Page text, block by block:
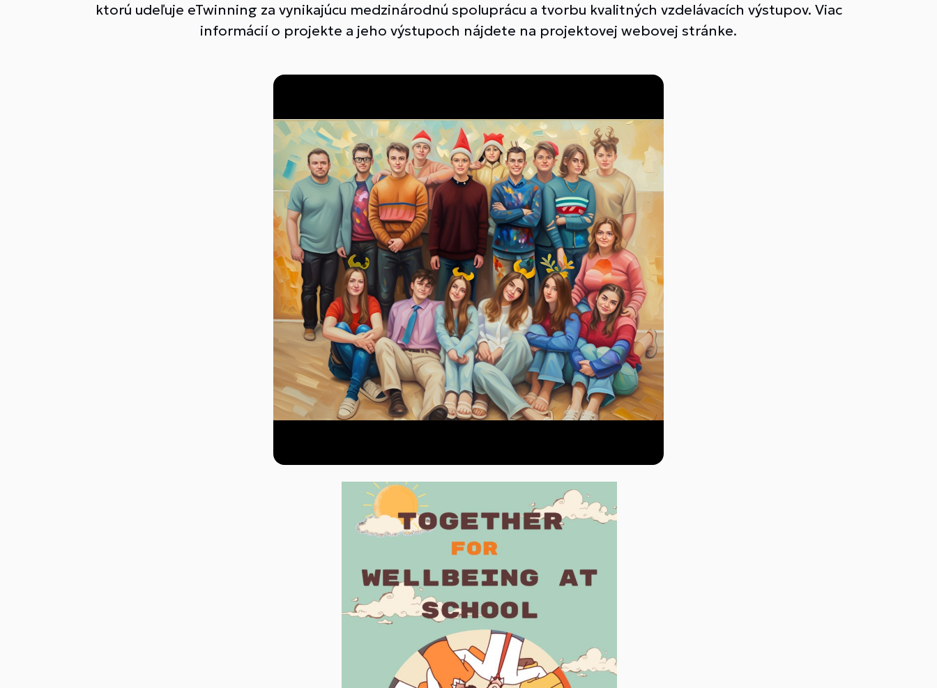
ktorú udeľuje eTwinning za vynikajúcu medzinárodnú spoluprácu a tvorbu kvalitných vzdelávacích výstupov. Viac
informácií o projekte a jeho výstupoch nájdete na projektovej webovej stránke.